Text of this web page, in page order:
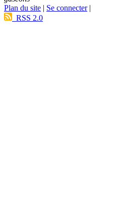
Plan du site | Se connecter|
RSS 2.0